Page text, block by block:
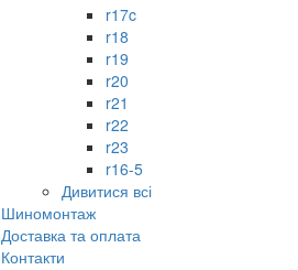
r17c
r18
r19
r20
r21
r22
r23
r16-5
Дивитися всі
Шиномонтаж
Доставка та оплата
Контакти